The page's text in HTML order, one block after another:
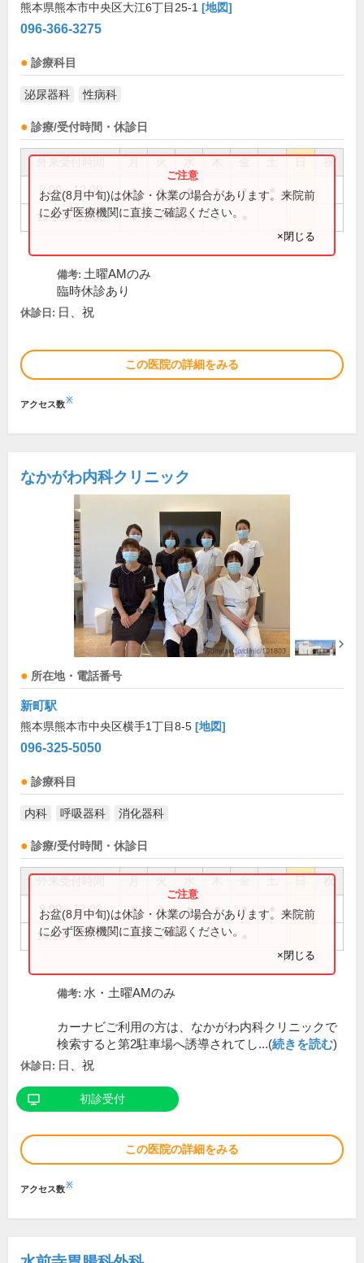
熊本県熊本市中央区大江6丁目25-1 [地図]
096-366-3275
診療科目
泌尿器科 性病科
診療/受付時間・休診日
祝
9:00～12:00 ● ● ● ● ●
14:00～17:00 ● ● ● ●
お盆(8月中旬)は休診・休業の場合があります。来院前
に必ず医療機関に直接ご確認ください。
×閉じる
備考: 土曜AMのみ
臨時休診あり
休診日: 日、祝
この医院の詳細をみる
アクセス数※
なかがわ内科クリニック
所在地・電話番号
新町駅
熊本県熊本市中央区横手1丁目8-5 [地図]
096-325-5050
診療科目
内科 呼吸器科 消化器科
診療/受付時間・休診日
祝
9:00～12:00 ● ● ● ● ●
14:00～17:00 ● ● ●
お盆(8月中旬)は休診・休業の場合があります。来院前
に必ず医療機関に直接ご確認ください。
×閉じる
備考: 水・土曜AMのみ
カーナビご利用の方は、なかがわ内科クリニックで
検索すると第2駐車場へ誘導されてし...(続きを読む)
休診日: 日、祝
初診受付
この医院の詳細をみる
アクセス数※